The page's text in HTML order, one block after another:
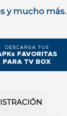
y mucho más.